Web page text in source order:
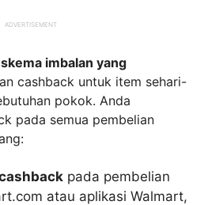
ADVERTISEMENT
skema imbalan yang
cashback untuk item sehari-
pokok. Anda
pada semua pembelian
pada pembelian
atau aplikasi Walmart,